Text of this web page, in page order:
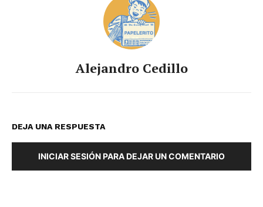
Alejandro Cedillo
DEJA UNA RESPUESTA
INICIAR SESIÓN PARA DEJAR UN COMENTARIO